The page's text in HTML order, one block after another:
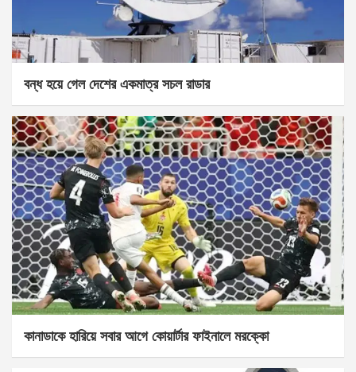
বন্ধ হয়ে গেল দেশের একমাত্র সচল রাডার
কানাডাকে হারিয়ে সবার আগে কোয়ার্টার ফাইনালে মরক্কো